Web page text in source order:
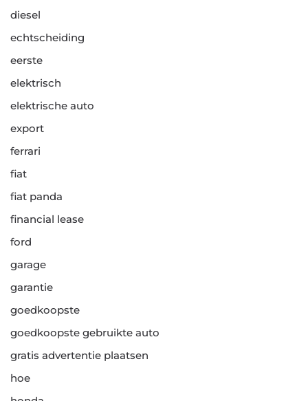
diesel
echtscheiding
eerste
elektrisch
elektrische auto
export
ferrari
fiat
fiat panda
financial lease
ford
garage
garantie
goedkoopste
goedkoopste gebruikte auto
gratis advertentie plaatsen
hoe